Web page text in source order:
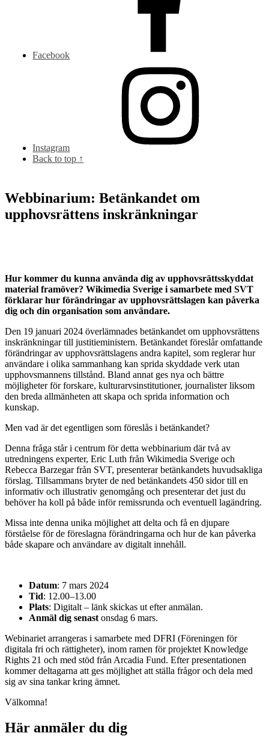
Facebook
Instagram
Back to top ↑
Webbinarium: Betänkandet om
upphovsrättens inskränkningar
Hur kommer du kunna använda dig av upphovsrättsskyddat
material framöver? Wikimedia Sverige i samarbete med SVT
förklarar hur förändringar av upphovsrättslagen kan påverka
dig och din organisation som användare.
Den 19 januari 2024 överlämnades betänkandet om upphovsrättens
inskränkningar till justitieministern. Betänkandet föreslår omfattande
förändringar av upphovsrättslagens andra kapitel, som reglerar hur
användare i olika sammanhang kan sprida skyddade verk utan
upphovsmannens tillstånd. Bland annat ges nya och bättre
möjligheter för forskare, kulturarvsinstitutioner, journalister liksom
den breda allmänheten att skapa och sprida information och
kunskap.
Men vad är det egentligen som föreslås i betänkandet?
Denna fråga står i centrum för detta webbinarium där två av
utredningens experter, Eric Luth från Wikimedia Sverige och
Rebecca Barzegar från SVT, presenterar betänkandets huvudsakliga
förslag. Tillsammans bryter de ned betänkandets 450 sidor till en
informativ och illustrativ genomgång och presenterar det just du
behöver ha koll på både inför remissrunda och eventuell lagändring.
Missa inte denna unika möjlighet att delta och få en djupare
förståelse för de föreslagna förändringarna och hur de kan påverka
både skapare och användare av digitalt innehåll.
Datum: 7 mars 2024
Tid: 12.00–13.00
Plats: Digitalt – länk skickas ut efter anmälan.
Anmäl dig senast onsdag 6 mars.
Webinariet arrangeras i samarbete med DFRI (Föreningen för
digitala fri och rättigheter), inom ramen för projektet Knowledge
Rights 21 och med stöd från Arcadia Fund. Efter presentationen
kommer deltagarna att ges möjlighet att ställa frågor och dela med
sig av sina tankar kring ämnet.
Välkomna!
Här anmäler du dig